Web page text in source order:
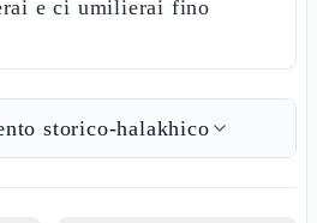
e ci umilierai fino
storico-halakhico